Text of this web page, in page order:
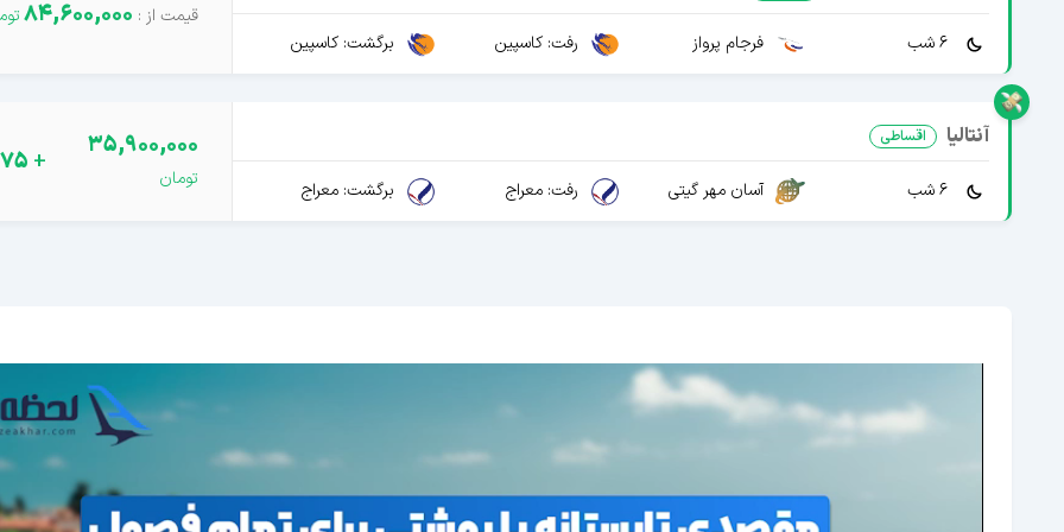
فرجام پرواز رفت: کاسپین برگشت: کاسپین
84,600,000
آنتالیا اقساطی
آسان مهر گیتی رفت: معراج برگشت: معراج
35,900,000
+